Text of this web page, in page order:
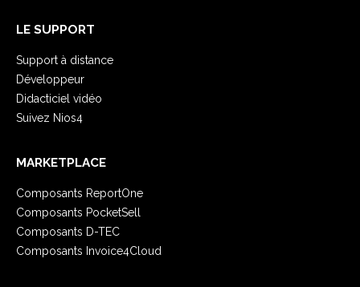
LE SUPPORT
Support à distance
Développeur
Didacticiel vidéo
Suivez Nios4
MARKETPLACE
Composants ReportOne
Composants PocketSell
Composants D-TEC
Composants Invoice4Cloud